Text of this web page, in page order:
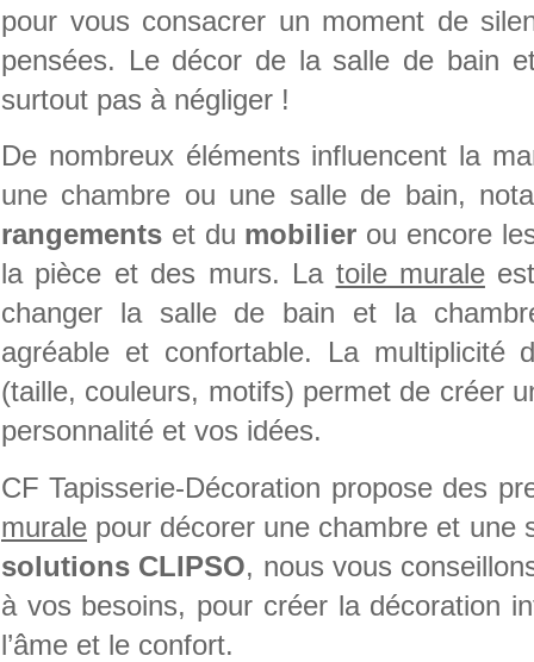
pour vous consacrer un moment de
pensées. Le décor de la salle de bain
surtout pas à négliger !
De nombreux éléments influencent la
une chambre ou une salle de bain,
rangements et du mobilier ou encore
la pièce et des murs. La toile muraleest
changer la salle de bain et la
agréable et confortable. La multiplicité
(taille, couleurs, motifs) permet de créer
personnalité et vos idées.
CF Tapisserie-Décoration propose des
murale pour décorer une chambre et une
solutions CLIPSO, nous vous
à vos besoins, pour créer la décoration
l’âme et le confort.